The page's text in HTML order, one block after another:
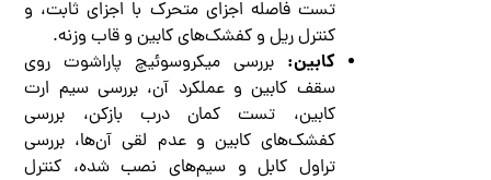
تست فاصله اجزای متحرک با اجزای ثابت، و
کنترل ریل و کفشک‌های کابین و قاب وزنه.
کابین: بررسی میکروسوئیچ پاراشوت روی
سقف کابین و عملکرد آن، بررسی سیم ارت
کابین، تست کمان درب بازکن، بررسی
کفشک‌های کابین و عدم لقی آن‌ها، بررسی
تراول کابل و سیم‌های نصب شده، کنترل